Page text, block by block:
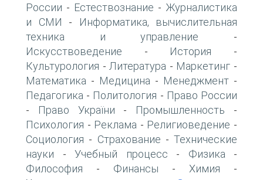
России - Естествознание - Журналистика
и СМИ -
Информатика, вычислительная
техника и управление -
Искусствоведение - История -
Культурология - Литература - Маркетинг -
Математика - Медицина - Менеджмент -
Педагогика - Политология - Право России
- Право України - Промышленность -
Психология - Реклама - Религиоведение -
Социология - Страхование - Технические
науки - Учебный процесс - Физика -
Философия - Финансы - Химия -